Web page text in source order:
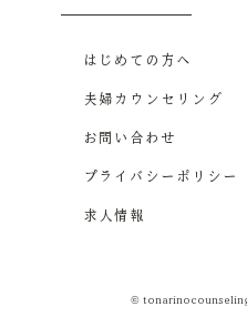
はじめての方へ
夫婦カウンセリング
お問い合わせ
プライバシーポリシー
求人情報
©